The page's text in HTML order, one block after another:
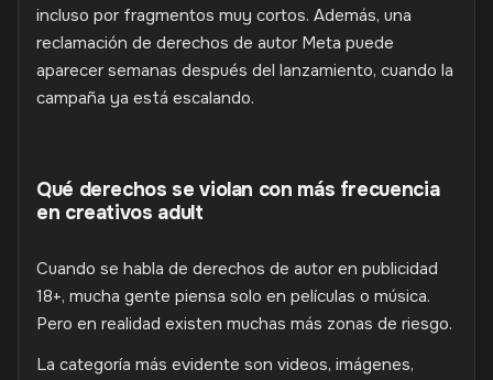
incluso por fragmentos muy cortos. Además, una
reclamación de derechos de autor Meta puede
aparecer semanas después del lanzamiento, cuando la
campaña ya está escalando.
Qué derechos se violan con más frecuencia
en creativos adult
Cuando se habla de derechos de autor en publicidad
18+, mucha gente piensa solo en películas o música.
Pero en realidad existen muchas más zonas de riesgo.
La categoría más evidente son videos, imágenes,